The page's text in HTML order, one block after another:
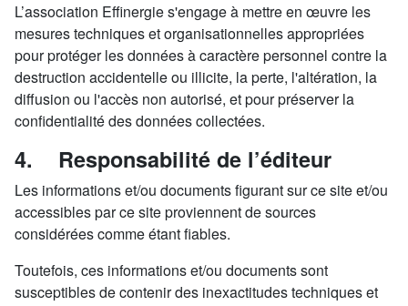
L’association Effinergie s'engage à mettre en œuvre les
mesures techniques et organisationnelles appropriées
pour protéger les données à caractère personnel contre la
destruction accidentelle ou illicite, la perte, l'altération, la
diffusion ou l'accès non autorisé, et pour préserver la
confidentialité des données collectées.
4. Responsabilité de l’éditeur
Les informations et/ou documents figurant sur ce site et/ou
accessibles par ce site proviennent de sources
considérées comme étant fiables.
Toutefois, ces informations et/ou documents sont
susceptibles de contenir des inexactitudes techniques et